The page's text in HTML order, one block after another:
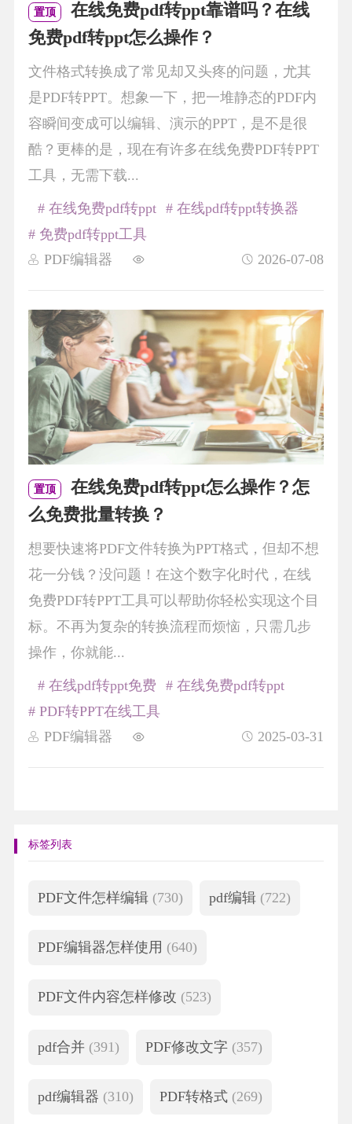
置顶
在线免费pdf转ppt靠谱吗？在线
免费pdf转ppt怎么操作？
文件格式转换成了常见却又头疼的问题，尤其
是PDF转PPT。想象一下，把一堆静态的PDF内
容瞬间变成可以编辑、演示的PPT，是不是很
酷？更棒的是，现在有许多在线免费PDF转PPT
工具，无需下载...
PDF编辑器 2026-07-08
# 在线免费pdf转ppt
# 在线pdf转ppt转换器
# 免费pdf转ppt工具
置顶
在线免费pdf转ppt怎么操作？怎
么免费批量转换？
想要快速将PDF文件转换为PPT格式，但却不想
花一分钱？没问题！在这个数字化时代，在线
免费PDF转PPT工具可以帮助你轻松实现这个目
标。不再为复杂的转换流程而烦恼，只需几步
操作，你就能...
PDF编辑器 2025-03-31
# 在线pdf转ppt免费
# 在线免费pdf转ppt
# PDF转PPT在线工具
标签列表
PDF文件怎样编辑 (730) pdf编辑 (722)
PDF编辑器怎样使用 (640)
PDF文件内容怎样修改 (523)
pdf合并 (391) PDF修改文字 (357)
pdf编辑器 (310) PDF转格式 (269)